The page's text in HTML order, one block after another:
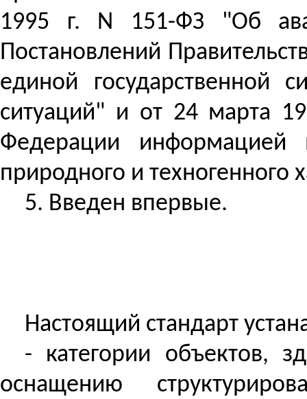
1995 г. N 151-ФЗ "Об
Постановлений
единой государственной
ситуаций" и от 24 марта
Федерации
природного и техногенного
5. Введен впервые.
Настоящий стандарт
- категории объектов,
оснащению